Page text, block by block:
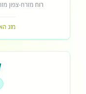
רוח מזרח-צפון
מזג